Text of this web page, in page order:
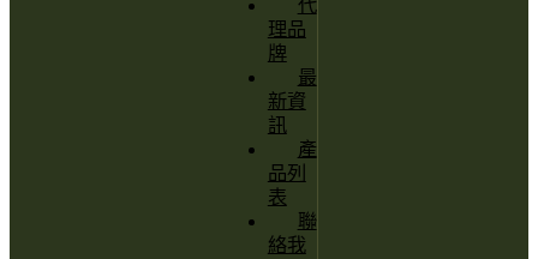
代
理品
牌
最
新資
訊
產
品列
表
聯
絡我